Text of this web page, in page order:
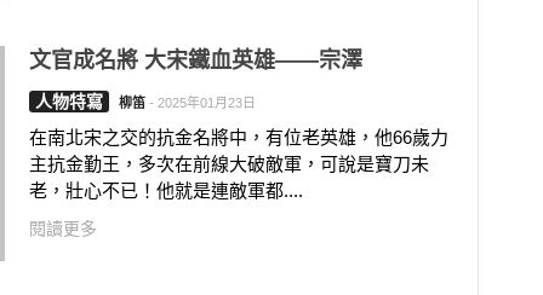
文官成名將 大宋鐵血英雄——宗澤
人物特寫 柳笛 - 2025年01月23日
在南北宋之交的抗金名將中，有位老英雄，他66歲力
主抗金勤王，多次在前線大破敵軍，可說是寶刀未
老，壯心不已！他就是連敵軍都....
閱讀更多